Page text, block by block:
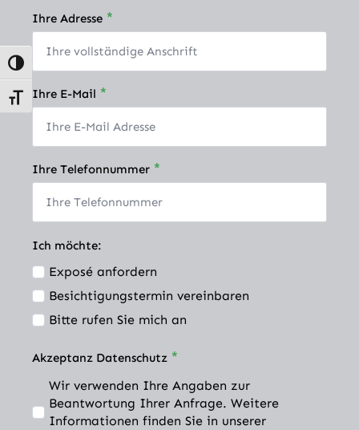
Umschalten auf hohe Kontraste
Schrift vergrößern
Ihre Adresse *
Ihre E-Mail *
Ihre Telefonnummer *
Ich möchte:
Exposé anfordern
Besichtigungstermin vereinbaren
Bitte rufen Sie mich an
Akzeptanz Datenschutz *
Wir verwenden Ihre Angaben zur
Beantwortung Ihrer Anfrage. Weitere
Informationen finden Sie in unserer